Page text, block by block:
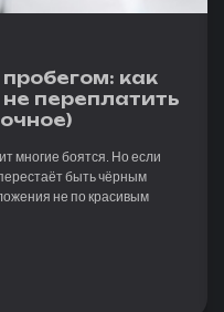
как
переплатить
многие боятся. Но если
быть чёрным
не по красивым